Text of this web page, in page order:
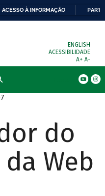
ACESSO À INFORMAÇÃO
ENGLISH
ACESSIBILIDADE
A+ A-
do
Web